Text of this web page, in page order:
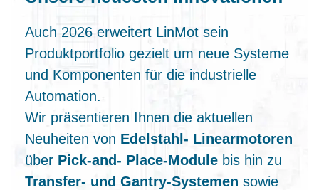
Auch 2026 erweitert LinMot sein
Produktportfolio gezielt um neue Systeme
und Komponenten für die industrielle
Automation.
Wir präsentieren Ihnen die aktuellen
Neuheiten von Edelstahl‑ Linearmotoren
über Pick‑and‑ Place‑Module bis hin zu
Transfer‑ und Gantry‑Systemen sowie